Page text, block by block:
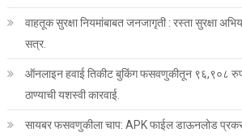
वाहतूक सुरक्षा नियमांबाबत जनजागृती : रस्ता सुरक्षा
सत्र.
ऑनलाइन हवाई तिकीट बुकिंग फसवणुकीतून ९६,९०८
ठाण्याची यशस्वी कारवाई.
सायबर फसवणुकीला चाप: APK फाईल डाऊनलोड